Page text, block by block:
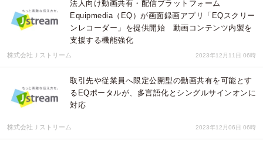
法人向け動画共有・配信プラットフォーム
Equipmedia（EQ）が画面録画アプリ「EQスクリー
ンレコーダー」を提供開始 動画コンテンツ内製を
支援する機能強化
株式会社Ｊストリーム 2023年12月11日 06時
取引先や従業員へ限定公開型の動画共有を可能とす
るEQポータルが、多言語化とシングルサインオンに
対応
株式会社Ｊストリーム 2023年12月06日 06時